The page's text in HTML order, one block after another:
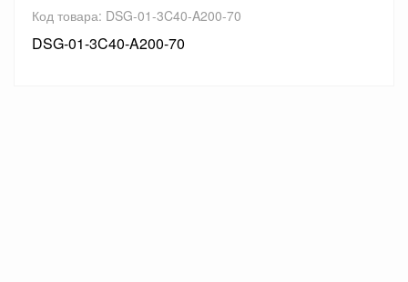
Код товара: DSG-01-3C40-A200-70
DSG-01-3C40-A200-70